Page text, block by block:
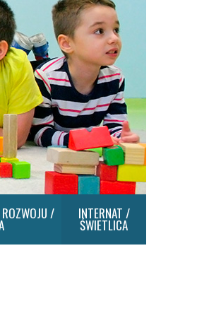
/ INTERNAT /
ŚWIETLICA